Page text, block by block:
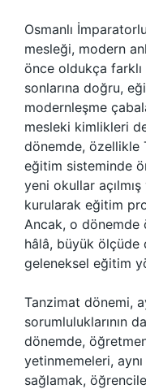
Osmanlı
mesleği, modern
önce oldukça farklı
sonlarına doğru,
modernleşme
mesleki kimlikleri
dönemde, özellikle
eğitim sisteminde
yeni okullar
kurularak eğitim
Ancak, o dönemde
hâlâ, büyük ölçüde
geleneksel eğitim
Tanzimat dönemi,
sorumluluklarının
dönemde,
yetinmemeleri,
sağlamak,